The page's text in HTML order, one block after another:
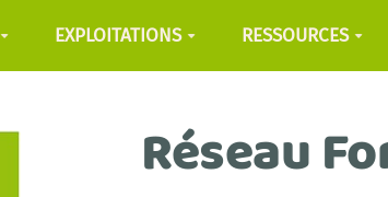
EXPLOITATIONS RESSOURCES
Réseau